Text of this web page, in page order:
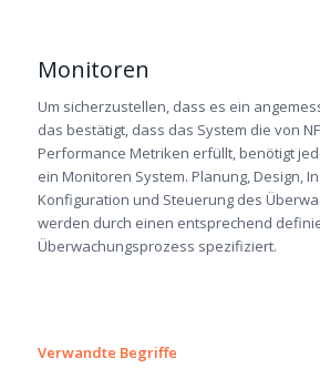
Monitoren
Um sicherzustellen, dass es ein
das bestätigt, dass das System die von
Performance Metriken erfüllt, benötigt
ein Monitoren System. Planung, Design,
Konfiguration und Steuerung des
werden durch einen entsprechend
Überwachungsprozess spezifiziert.
Verwandte Begriffe